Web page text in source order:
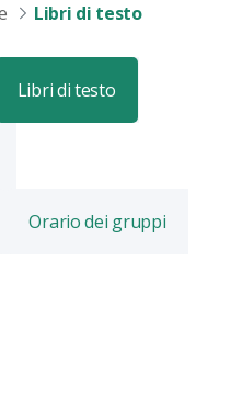
Libri di testo
Libri di testo
Orario dei gruppi